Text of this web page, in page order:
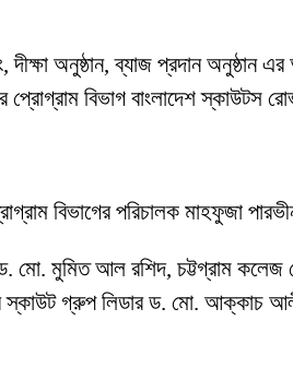
দীক্ষা অনুষ্ঠান, ব্যাজ প্রদান
প্রোগ্রাম বিভাগ বাংলাদেশ স্কাউটস
বিভাগের পরিচালক মাহফুজা
মো. মুমিত আল রশিদ, চট্টগ্রাম
স্কাউট গ্রুপ লিডার ড. মো. আক্কাচ